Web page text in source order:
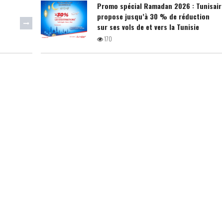
Promo spécial Ramadan 2026 : Tunisair
propose jusqu’à 30 % de réduction
sur ses vols de et vers la Tunisie
170